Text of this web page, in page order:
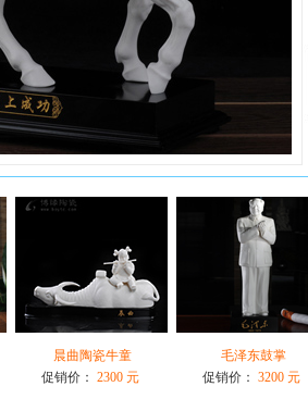
晨曲陶瓷牛童
促销价： 2300 元
毛泽东鼓掌
促销价： 3200 元